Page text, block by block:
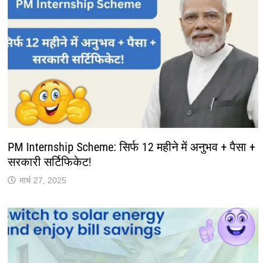
PM Internship Scheme: सिर्फ 12 महीने में अनुभव + पैसा +
सरकारी सर्टिफिकेट!
मार्च 27, 2025